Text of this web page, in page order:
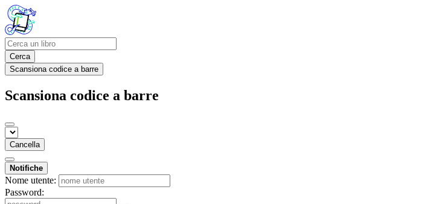
Cerca
Scansiona codice a barre
Scansiona codice a barre
Cancella
Notifiche
Nome utente:
Password: